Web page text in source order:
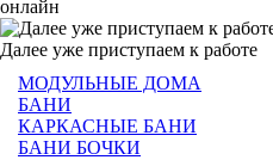
онлайн
Далее уже приступаем к работе
МОДУЛЬНЫЕ ДОМА
БАНИ
КАРКАСНЫЕ БАНИ
БАНИ БОЧКИ